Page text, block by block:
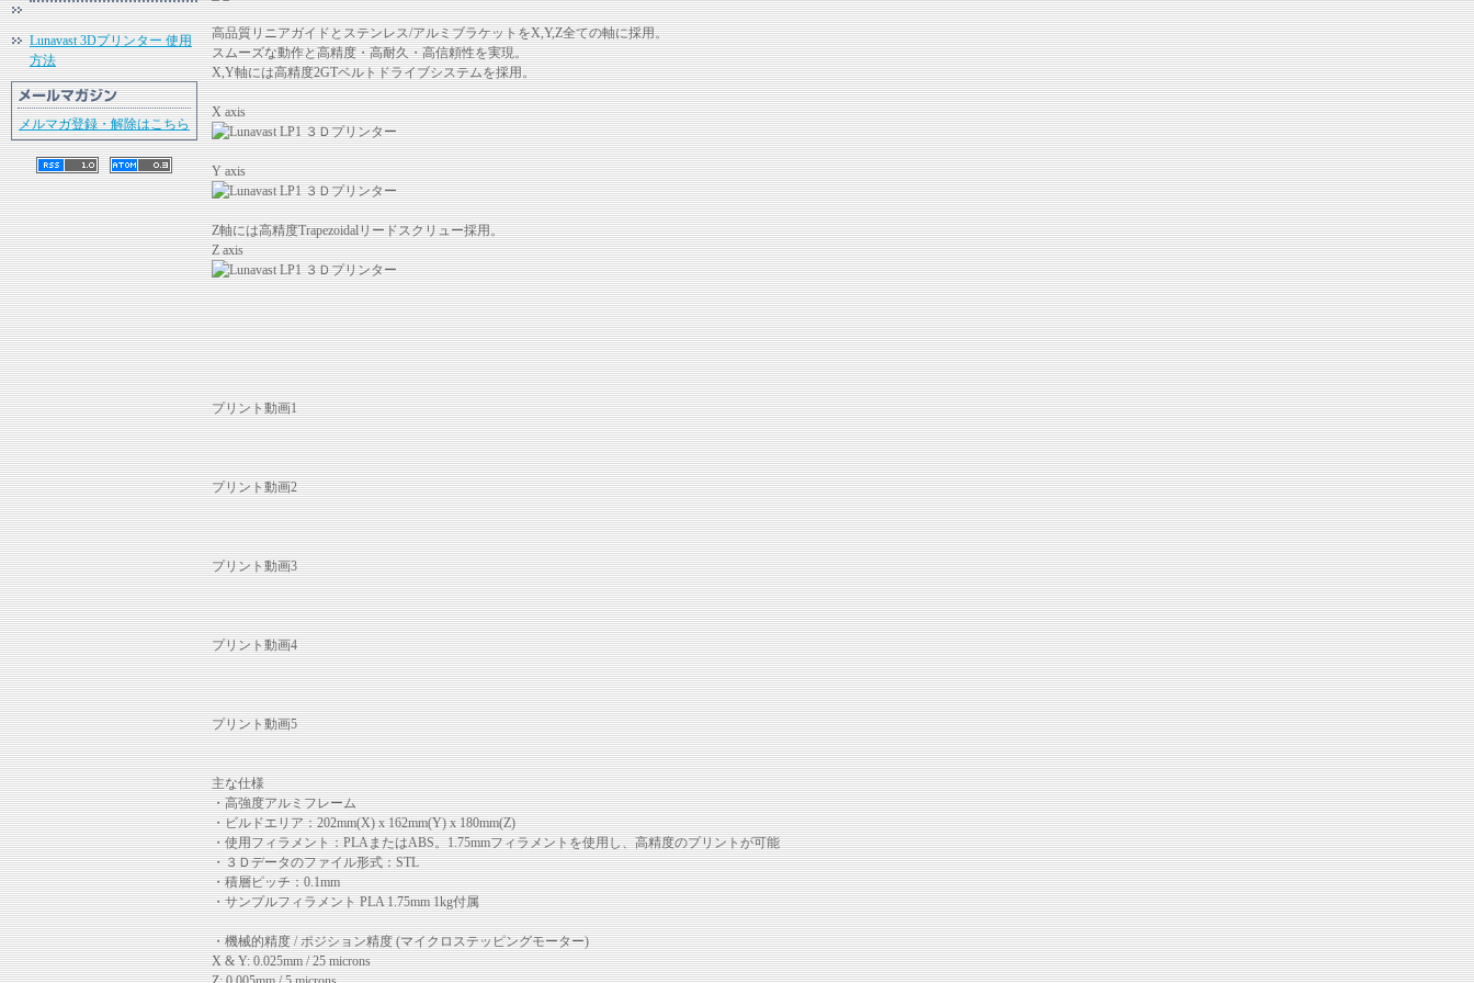
Lunavast 3Dプリンター 使用
方法
メルマガ登録・解除はこちら
高品質リニアガイドとステンレス/アルミブラケットをX,Y,Z全ての軸に採用。
スムーズな動作と高精度・高耐久・高信頼性を実現。
X,Y軸には高精度2GTベルトドライブシステムを採用。
X axis
Y axis
Z軸には高精度Trapezoidalリードスクリュー採用。
Z axis
プリント動画1
プリント動画2
プリント動画3
プリント動画4
プリント動画5
主な仕様
・高強度アルミフレーム
・ビルドエリア：202mm(X) x 162mm(Y) x 180mm(Z)
・使用フィラメント：PLAまたはABS。1.75mmフィラメントを使用し、高精度のプリントが可能
・３Ｄデータのファイル形式：STL
・積層ピッチ：0.1mm
・サンプルフィラメント PLA 1.75mm 1kg付属
・機械的精度 / ポジション精度 (マイクロステッピングモーター)
X & Y: 0.025mm / 25 microns